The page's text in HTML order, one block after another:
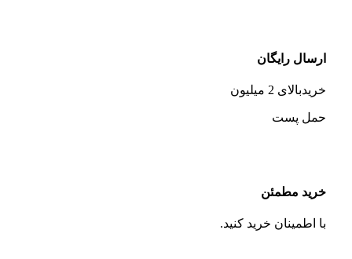
ارسال رایگان
خریدبالای 2 میلیون
حمل پست
خرید مطمئن
با اطمینان خرید کنید.